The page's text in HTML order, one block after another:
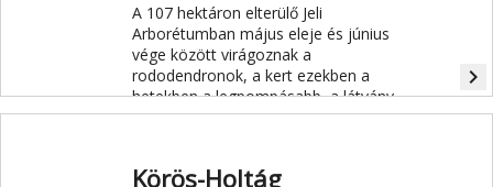
A 107 hektáron elterülő Jeli
Arborétumban május eleje és június
vége között virágoznak a
rododendronok, a kert ezekben a
hetekben a legpompásabb, a látvány
minden évben látogatók ezreit
navigate_next
Körös-Holtág